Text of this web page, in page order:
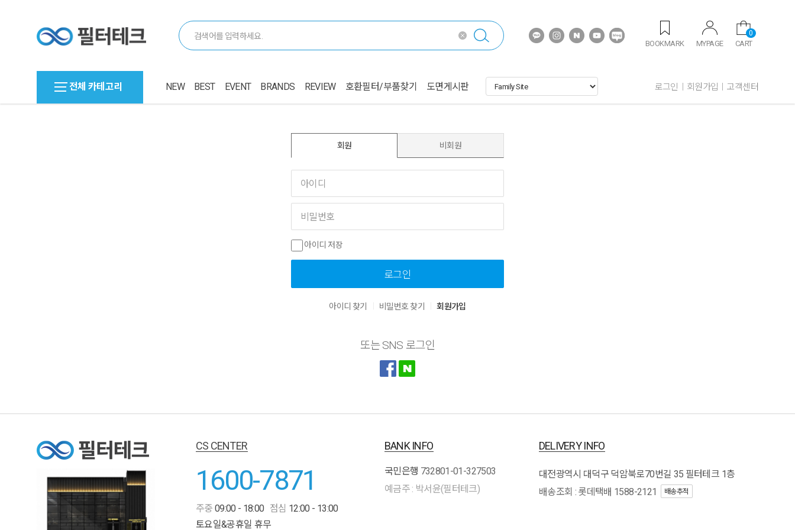
BOOKMARK MYPAGE CART
0
전체 카테고리 NEW BEST EVENT BRANDS REVIEW 호환필터/부품찾기 도면게시판 로그인 회원가입 고객센터
회원 비회원
아이디 저장
로그인
아이디 찾기 비밀번호 찾기 회원가입
또는 SNS 로그인
CS CENTER
1600-7871
주중 09:00 - 18:00 점심 12:00 - 13:00
토요일&공휴일 휴무
BANK INFO
국민은행 732801-01-327503
예금주 : 박서윤(필터테크)
DELIVERY INFO
대전광역시 대덕구 덕암북로70번길 35 필터테크 1층
배송조회 : 롯데택배 1588-2121
배송추적